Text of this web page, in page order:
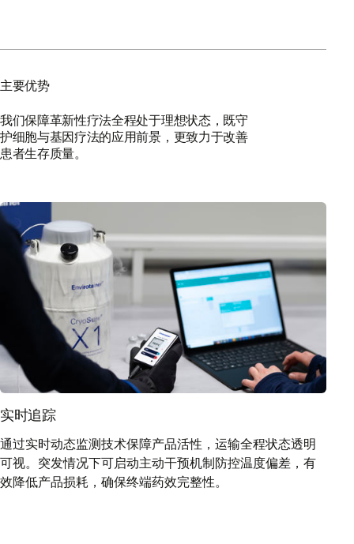
主要优势
我们保障革新性疗法全程处于理想状态，既守
护细胞与基因疗法的应用前景，更致力于改善
患者生存质量。
实时追踪
通过实时动态监测技术保障产品活性，运输全程状态透明
可视。突发情况下可启动主动干预机制防控温度偏差，有
效降低产品损耗，确保终端药效完整性。